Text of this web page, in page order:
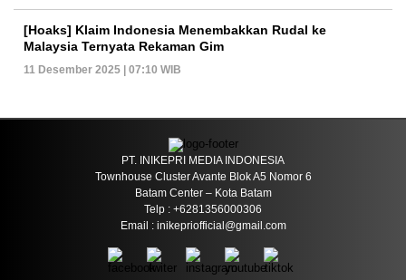
[Hoaks] Klaim Indonesia Menembakkan Rudal ke
Malaysia Ternyata Rekaman Gim
11 Desember 2025 | 07:10 WIB
PT. INIKEPRI MEDIA INDONESIA
Townhouse Cluster Avante Blok A5 Nomor 6
Batam Center – Kota Batam
Telp : +6281356000306
Email : inikepriofficial@gmail.com